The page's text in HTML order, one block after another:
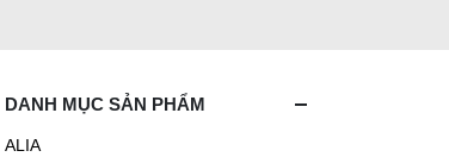
DANH MỤC SẢN PHẨM
ALIA